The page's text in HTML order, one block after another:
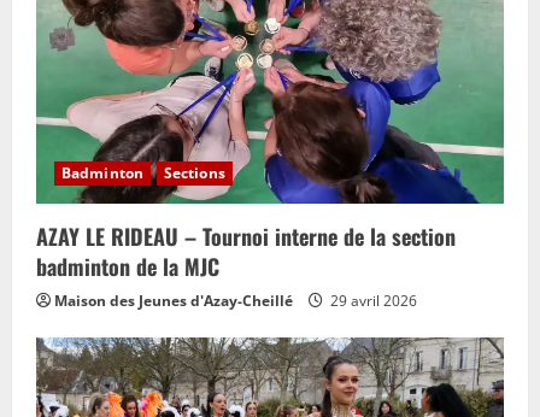
Badminton Sections
AZAY LE RIDEAU – Tournoi interne de la section
badminton de la MJC
Maison des Jeunes d'Azay-Cheillé 29 avril 2026